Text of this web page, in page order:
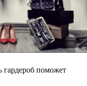
гардероб поможет